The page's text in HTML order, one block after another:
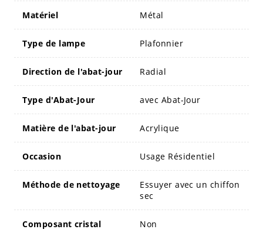
Matériel Métal
Type de lampe Plafonnier
Direction de l'abat-jour Radial
Type d'Abat-Jour avec Abat-Jour
Matière de l'abat-jour Acrylique
Occasion Usage Résidentiel
Méthode de nettoyage
Essuyer avec un chiffon
sec
Composant cristal Non